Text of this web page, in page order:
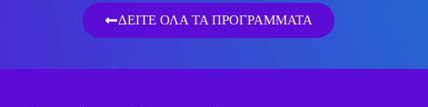
ΔΕΙΤΕ ΟΛΑ ΤΑ ΠΡΟΓΡΑΜΜΑΤΑ